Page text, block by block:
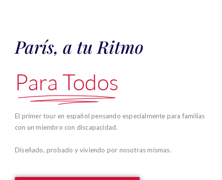
París, a tu Ritmo
Para Todos
El primer tour en español pensando especialmente para familias
con un miembro con discapacidad.
Diseñado, probado y viviendo por nosotras mismas.